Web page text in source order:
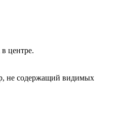
центре.
не содержащий видимых